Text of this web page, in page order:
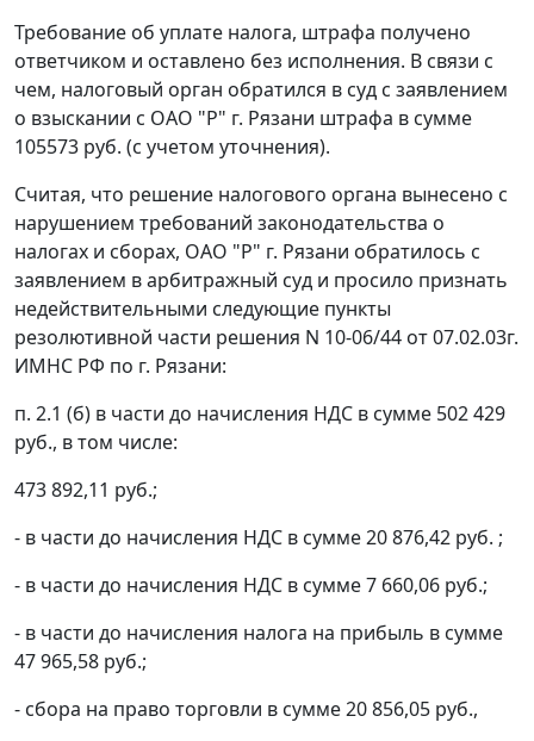
Требование об уплате налога, штрафа получено
ответчиком и оставлено без исполнения. В связи с
чем, налоговый орган обратился в суд с заявлением
о взыскании с ОАО "Р" г. Рязани штрафа в сумме
105573 руб. (с учетом уточнения).
Считая, что решение налогового органа вынесено с
нарушением требований законодательства о
налогах и сборах, ОАО "Р" г. Рязани обратилось с
заявлением в арбитражный суд и просило признать
недействительными следующие пункты
резолютивной части решения N 10-06/44 от 07.02.03г.
ИМНС РФ по г. Рязани:
п. 2.1 (б) в части до начисления НДС в сумме 502 429
руб., в том числе:
473 892,11 руб.;
- в части до начисления НДС в сумме 20 876,42 руб. ;
- в части до начисления НДС в сумме 7 660,06 руб.;
- в части до начисления налога на прибыль в сумме
47 965,58 руб.;
- сбора на право торговли в сумме 20 856,05 руб.,